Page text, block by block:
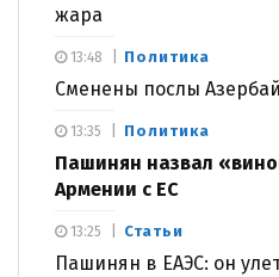
жара
Политика
Сменены послы
13:48
Политика
Пашинян назвал
Армении с ЕС
13:35
Статьи
Пашинян в ЕАЭС: он
13:25